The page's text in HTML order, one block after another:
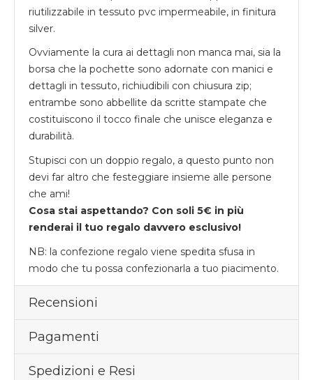
riutilizzabile in tessuto pvc impermeabile, in finitura
silver.
Ovviamente la cura ai dettagli non manca mai, sia la
borsa che la pochette sono adornate con manici e
dettagli in tessuto, richiudibili con chiusura zip;
entrambe sono abbellite da scritte stampate che
costituiscono il tocco finale che unisce eleganza e
durabilità.
Stupisci con un doppio regalo, a questo punto non
devi far altro che festeggiare insieme alle persone
che ami!
Cosa stai aspettando? Con soli 5€ in più
renderai il tuo regalo davvero esclusivo!
NB: la confezione regalo viene spedita sfusa in
modo che tu possa confezionarla a tuo piacimento.
Recensioni
Pagamenti
Spedizioni e Resi